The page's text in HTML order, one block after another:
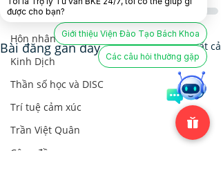
Lãnh Đạo Doanh Nghiệp
Hôn nhân và Dạy con
Kinh Dịch
Thần số học và DISC
Trí tuệ cảm xúc
Trần Việt Quân
Cộng đồng
Bài đăng gần đây Xem tất cả
được cho bạn?
Giới thiệu Viện Đào Tạo Bách Khoa
Các câu hỏi thường gặp